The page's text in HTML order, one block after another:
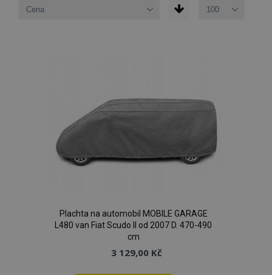
Plachta na automobil MOBILE GARAGE
L480 van Fiat Scudo II od 2007 D. 470-490
cm
3 129,00 Kč